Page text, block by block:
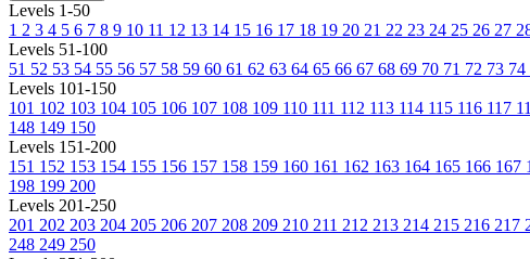
Levels 1-50
1 2 3 4 5 6 7 8 9 10 11 12 13 14 15 16 17 18 19 20 21 22 23 24 25 26 27
Levels 51-100
51 52 53 54 55 56 57 58 59 60 61 62 63 64 65 66 67 68 69 70 71 72 73 74
Levels 101-150
101 102 103 104 105 106 107 108 109 110 111 112 113 114 115 116 117
148 149 150
Levels 151-200
151 152 153 154 155 156 157 158 159 160 161 162 163 164 165 166 167
198 199 200
Levels 201-250
201 202 203 204 205 206 207 208 209 210 211 212 213 214 215 216 217
248 249 250